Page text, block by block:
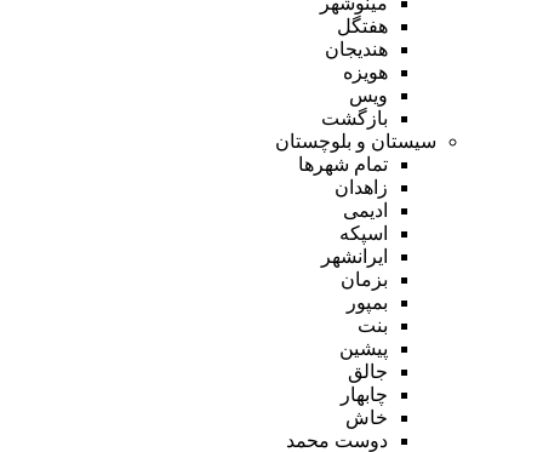
هفتگل
هندیجان
هویزه
ویس
بازگشت
سیستان و بلوچستان
تمام شهر‌ها
زاهدان
ادیمی
اسپکه
ایرانشهر
بزمان
بمپور
بنت
پیشین
جالق
چابهار
خاش
دوست محمد